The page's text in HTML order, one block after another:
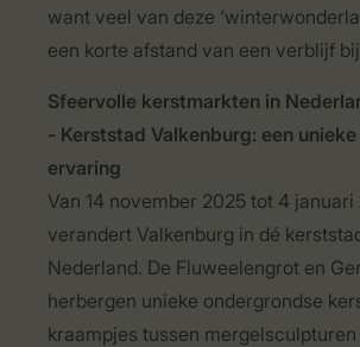
want veel van deze
een korte afstand van een verblijf
Sfeervolle kerstmarkten in
- Kerststad Valkenburg: een
ervaring
Van 14 november 2025 tot 4 januari
verandert Valkenburg in dé
Nederland. De Fluweelengrot en
herbergen unieke ondergrondse
kraampjes tussen